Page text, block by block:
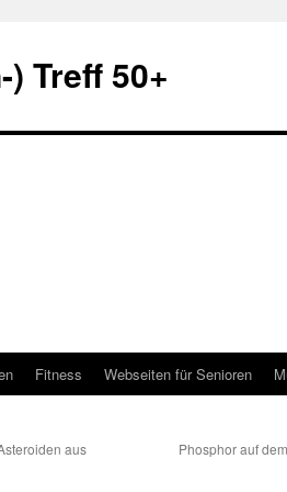
Treff 50+
Fitness Webseiten für Senioren
aus
Phosphor auf